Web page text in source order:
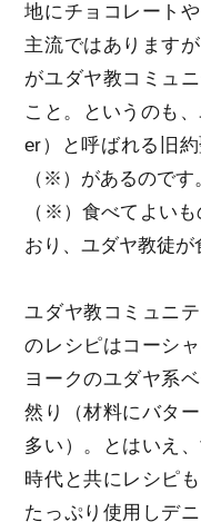
地にチョコレート
主流ではあります
がユダヤ教コミュ
こと。というのも
er）と呼ばれる旧
（※）があるのです
（※）食べてよい
おり、ユダヤ教徒
ユダヤ教コミュニ
のレシピはコーシ
ヨークのユダヤ系
然り（材料にバタ
多い）。とはいえ
時代と共にレシピ
たっぷり使用しデ